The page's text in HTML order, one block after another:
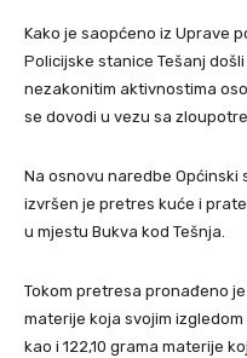
Kako je saopćeno iz Uprave
Policijske stanice Tešanj
nezakonitim aktivnostima
se dovodi u vezu sa
Na osnovu naredbe Općinski
izvršen je pretres kuće i
u mjestu Bukva kod Tešnja.
Tokom pretresa pronađeno
materije koja svojim
kao i 122,10 grama materije